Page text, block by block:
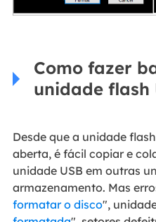
Como fazer
unidade flash
Desde que a unidade
aberta, é fácil copiar e
unidade USB em outras
armazenamento. Mas
formatar o disco",